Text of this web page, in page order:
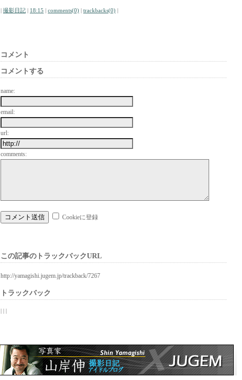
| 撮影日記 | 18:15 | comments(0) | trackbacks(0) |
コメント
コメントする
name:
email:
url:
comments:
Cookieに登録
この記事のトラックバックURL
http://yamagishi.jugem.jp/trackback/7267
トラックバック
| | |